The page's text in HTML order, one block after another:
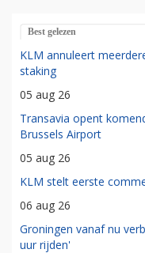
Best gelezen
KLM annuleert
staking
05 aug 26
Transavia opent
Brussels Airport
05 aug 26
KLM stelt eerste
06 aug 26
Groningen vanaf nu
uur rijden'